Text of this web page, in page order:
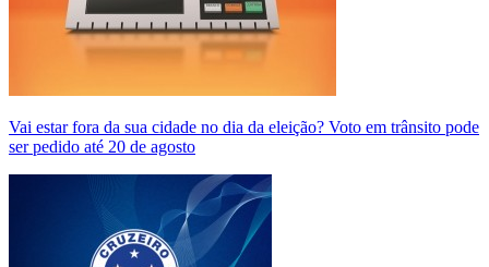
Vai estar fora da sua cidade no dia da eleição? Voto em trânsito pode
ser pedido até 20 de agosto